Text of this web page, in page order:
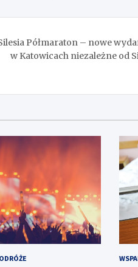
Półmaraton – nowe
w Katowicach niezależne od